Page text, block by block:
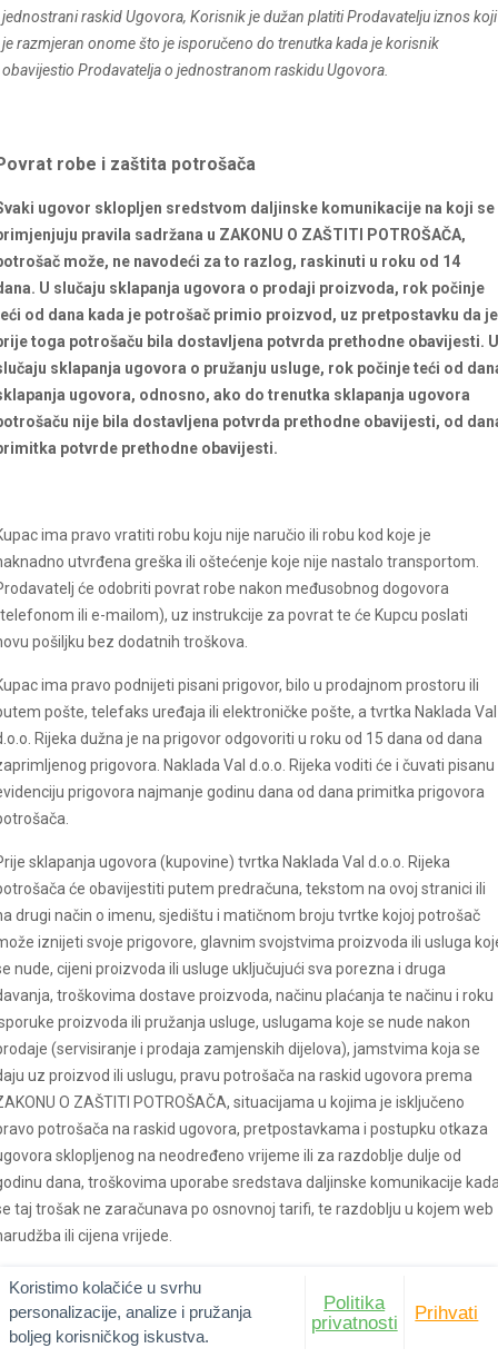
Koristimo kolačiće u svrhu
personalizacije, analize i pružanja
boljeg korisničkog iskustva.
Politika
privatnosti
Prihvati
jednostrani raskid Ugovora, Korisnik je dužan platiti Prodavatelju iznos koji
je razmjeran onome što je isporučeno do trenutka kada je korisnik
obavijestio Prodavatelja o jednostranom raskidu Ugovora.
robe i zaštita potrošača
ugovor sklopljen sredstvom daljinske komunikacije na koji se
pravila sadržana u ZAKONU O ZAŠTITI POTROŠAČA,
može, ne navodeći za to razlog, raskinuti u roku od 14
U slučaju sklapanja ugovora o prodaji proizvoda, rok počinje
od dana kada je potrošač primio proizvod, uz pretpostavku da je
toga potrošaču bila dostavljena potvrda prethodne obavijesti. U
sklapanja ugovora o pružanju usluge, rok počinje teći od
ugovora, odnosno, ako do trenutka sklapanja ugovora
nije bila dostavljena potvrda prethodne obavijesti, od
potvrde prethodne obavijesti.
ima pravo vratiti robu koju nije naručio ili robu kod koje je
utvrđena greška ili oštećenje koje nije nastalo transportom.
će odobriti povrat robe nakon međusobnog dogovora
ili e-mailom), uz instrukcije za povrat te će Kupcu poslati
pošiljku bez dodatnih troškova.
ima pravo podnijeti pisani prigovor, bilo u prodajnom prostoru ili
pošte, telefaks uređaja ili elektroničke pošte, a tvrtka Naklada Val
Rijeka dužna je na prigovor odgovoriti u roku od 15 dana od dana
prigovora. Naklada Val d.o.o. Rijeka voditi će i čuvati pisanu
prigovora najmanje godinu dana od dana primitka prigovora
sklapanja ugovora (kupovine) tvrtka Naklada Val d.o.o. Rijeka
će obavijestiti putem predračuna, tekstom na ovoj stranici ili
drugi način o imenu, sjedištu i matičnom broju tvrtke kojoj potrošač
iznijeti svoje prigovore, glavnim svojstvima proizvoda ili usluga
nude, cijeni proizvoda ili usluge uključujući sva porezna i druga
troškovima dostave proizvoda, načinu plaćanja te načinu i roku
proizvoda ili pružanja usluge, uslugama koje se nude nakon
(servisiranje i prodaja zamjenskih dijelova), jamstvima koja se
uz proizvod ili uslugu, pravu potrošača na raskid ugovora prema
O ZAŠTITI POTROŠAČA, situacijama u kojima je isključeno
potrošača na raskid ugovora, pretpostavkama i postupku otkaza
sklopljenog na neodređeno vrijeme ili za razdoblje dulje od
dana, troškovima uporabe sredstava daljinske komunikacije
taj trošak ne zaračunava po osnovnoj tarifi, te razdoblju u kojem web
ili cijena vrijede.
slučaju telefonske narudžbe, identitet tvrtke, kao i komercijalna svrha
biti će izričito navedeni prilikom započinjanja razgovora. Ugovor u
i za račun maloljetnika ili potpuno poslovno nesposobne osobe